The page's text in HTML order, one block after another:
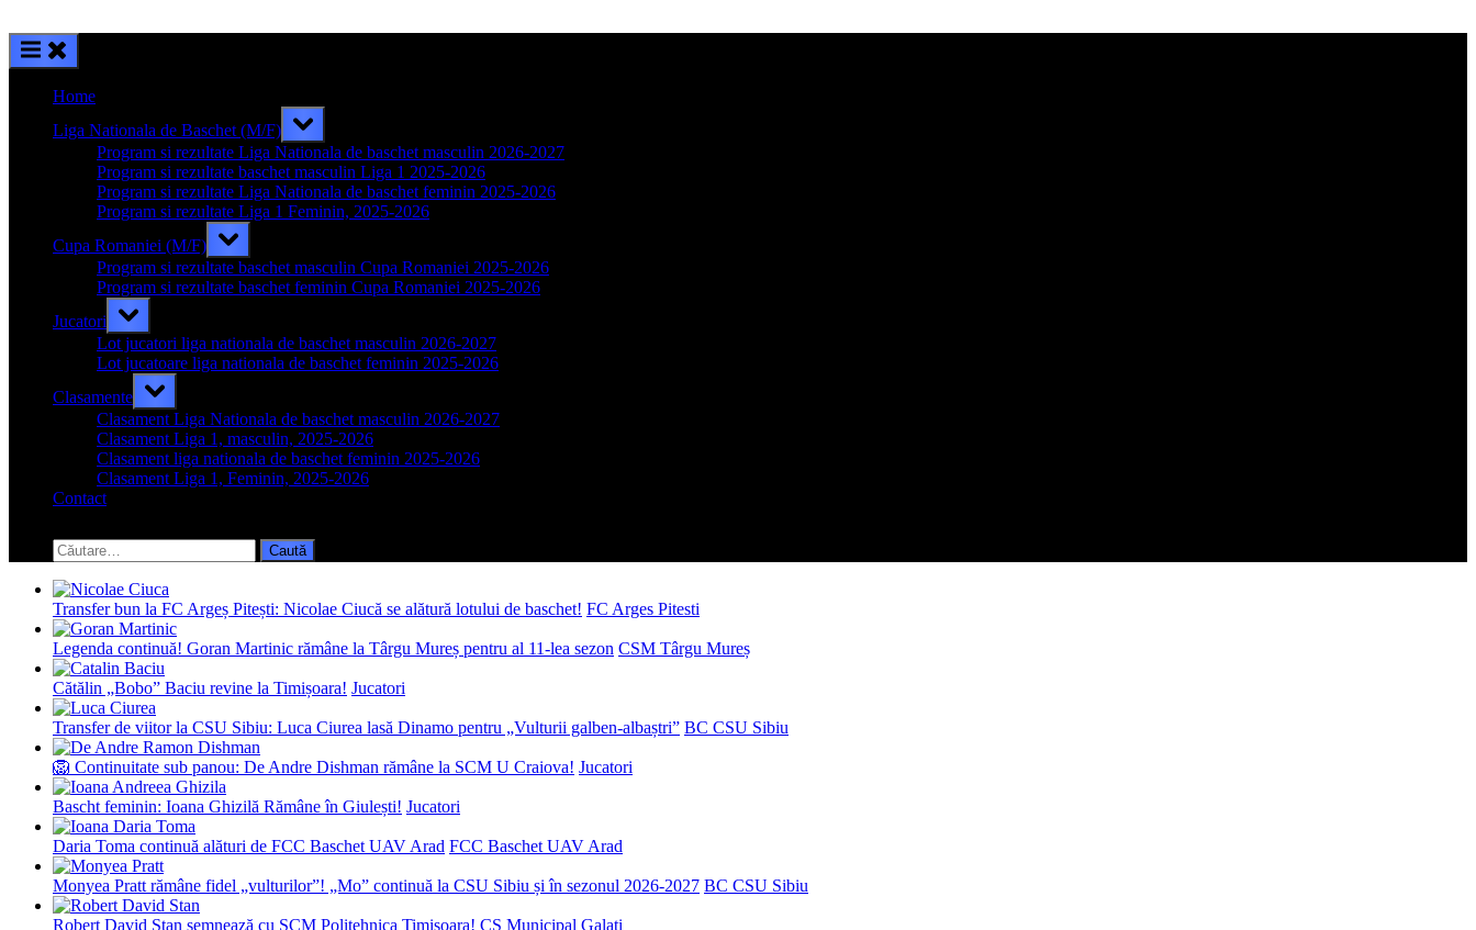
Home
Liga Nationala de Baschet (M/F)
Toggle
sub-
menu
Program si rezultate Liga Nationala de baschet masculin 2026-2027
Program si rezultate baschet masculin Liga 1 2025-2026
Program si rezultate Liga Nationala de baschet feminin 2025-2026
Program si rezultate Liga 1 Feminin, 2025-2026
Cupa Romaniei (M/F)
Toggle
sub-
menu
Program si rezultate baschet masculin Cupa Romaniei 2025-2026
Program si rezultate baschet feminin Cupa Romaniei 2025-2026
Jucatori
Toggle
sub-
menu
Lot jucatori liga nationala de baschet masculin 2026-2027
Lot jucatoare liga nationala de baschet feminin 2025-2026
Clasamente
Toggle
sub-
menu
Clasament Liga Nationala de baschet masculin 2026-2027
Clasament Liga 1, masculin, 2025-2026
Clasament liga nationala de baschet feminin 2025-2026
Clasament Liga 1, Feminin, 2025-2026
Contact
search
form
Caută
după:
Transfer bun la FC Argeș Pitești: Nicolae Ciucă se alătură lotului de baschet! FC Arges Pitesti
Legenda continuă! Goran Martinic rămâne la Târgu Mureș pentru al 11-lea sezon CSM Târgu Mureș
Cătălin „Bobo” Baciu revine la Timișoara! Jucatori
Transfer de viitor la CSU Sibiu: Luca Ciurea lasă Dinamo pentru „Vulturii galben-albaștri” BC CSU Sibiu
🦁 Continuitate sub panou: De Andre Dishman rămâne la SCM U Craiova! Jucatori
Bascht feminin: Ioana Ghizilă Rămâne în Giulești! Jucatori
Daria Toma continuă alături de FCC Baschet UAV Arad FCC Baschet UAV Arad
Monyea Pratt rămâne fidel „vulturilor”! „Mo” continuă la CSU Sibiu și în sezonul 2026-2027 BC CSU Sibiu
Robert David Stan semnează cu SCM Politehnica Timișoara! CS Municipal Galati